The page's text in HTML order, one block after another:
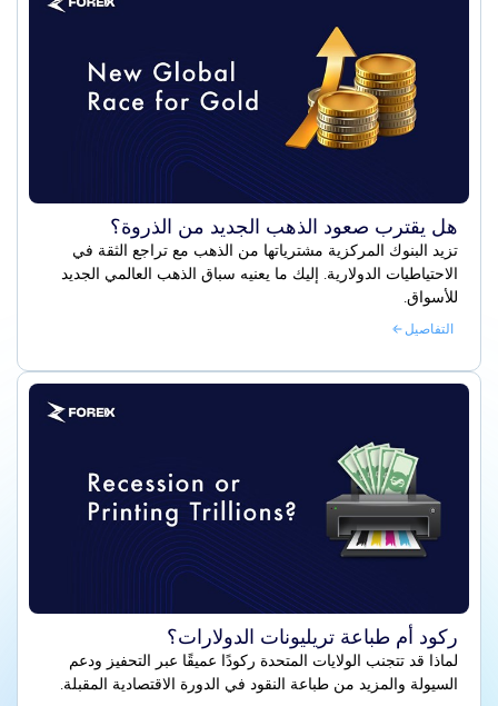
هل يقترب صعود الذهب الجديد من الذروة؟
تزيد البنوك المركزية مشترياتها من الذهب مع تراجع الثقة في
الاحتياطيات الدولارية. إليك ما يعنيه سباق الذهب العالمي الجديد
للأسواق.
التفاصيل
ركود أم طباعة تريليونات الدولارات؟
لماذا قد تتجنب الولايات المتحدة ركودًا عميقًا عبر التحفيز ودعم
السيولة والمزيد من طباعة النقود في الدورة الاقتصادية المقبلة.